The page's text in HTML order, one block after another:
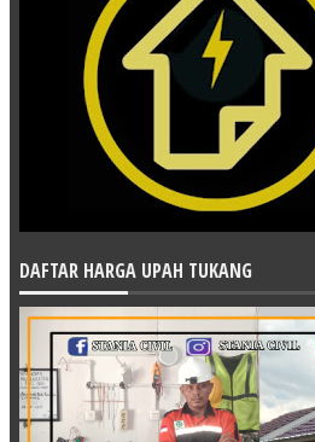
DAFTAR HARGA UPAH TUKANG